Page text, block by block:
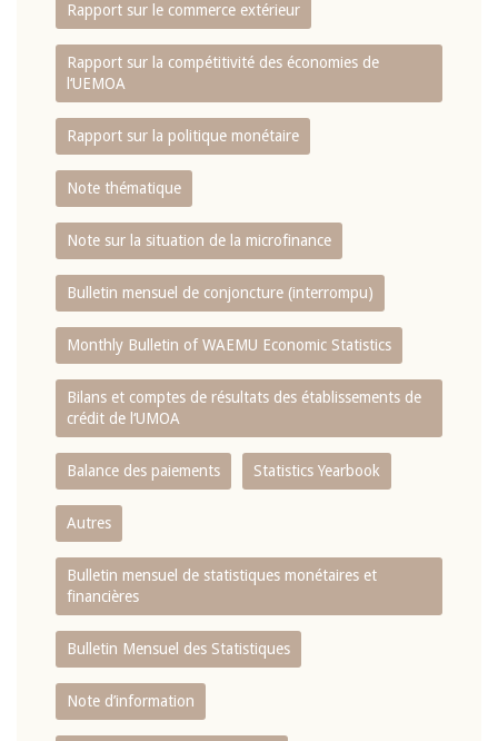
Rapport sur le commerce extérieur
Rapport sur la compétitivité des économies de
l‘UEMOA
Rapport sur la politique monétaire
Note thématique
Note sur la situation de la microfinance
Bulletin mensuel de conjoncture (interrompu)
Monthly Bulletin of WAEMU Economic Statistics
Bilans et comptes de résultats des établissements de
crédit de l‘UMOA
Balance des paiements Statistics Yearbook
Autres
Bulletin mensuel de statistiques monétaires et
financières
Bulletin Mensuel des Statistiques
Note d’information